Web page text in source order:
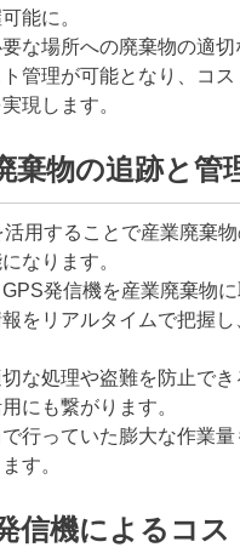
能に。
な場所への廃棄物の適
管理が可能となり、コ
現します。
棄物の追跡と管
用することで産業廃棄
なります。
発信機を産業廃棄物
をリアルタイムで把握
な処理や盗難を防止でき
にも繋がります。
行っていた膨大な作業
す。
信機によるコス